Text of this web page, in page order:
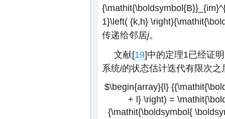
1}\left( {k,h}
传递给邻居j。
文献[19]中的定理1已经证
系统i的状态估计迭代有限次
$\begin{array}{l}
+ l} \right) =
{\mathit{\boldsymbol{